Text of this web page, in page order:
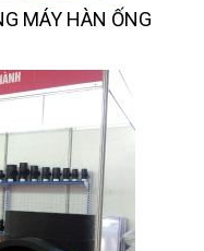
MÁY HÀN ỐNG